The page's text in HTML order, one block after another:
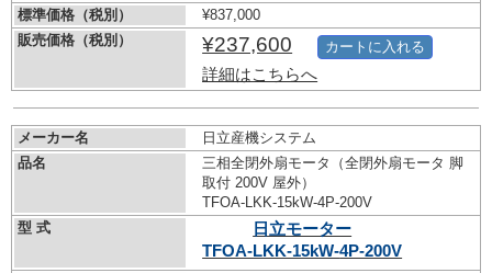
標準価格（税別）
¥837,000
販売価格（税別）
¥237,600
詳細はこちらへ
カートに入れる
メーカー名
日立産機システム
品名
三相全閉外扇モータ（全閉外扇モータ 脚
取付 200V 屋外）
TFOA-LKK-15kW-4P-200V
型 式
日立モーター
TFOA-LKK-15kW-4P-200V